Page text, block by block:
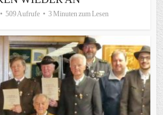
509 Aufrufe 3 Minuten zum Lesen